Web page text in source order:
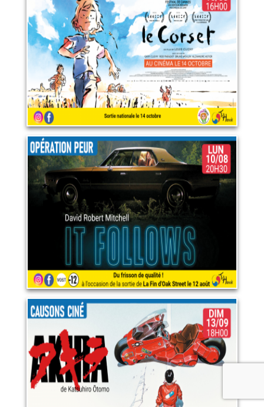
15 août 2026
LIRE PLUS
Opération peur : "It follows"
10 août 2026
LIRE PLUS
Akira
13 septembre 2026
LIRE PLUS